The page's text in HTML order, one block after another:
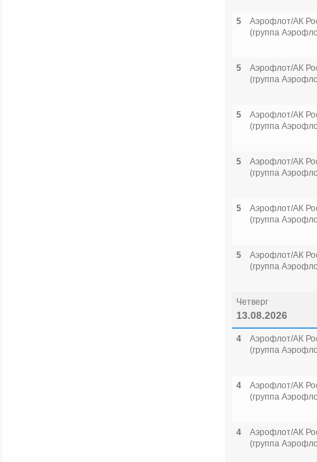
5
Аэрофлот/АК
(группа
5
Аэрофлот/АК
(группа
5
Аэрофлот/АК
(группа
5
Аэрофлот/АК
(группа
5
Аэрофлот/АК
(группа
5
Аэрофлот/АК
(группа
Четверг
13.08.2026
4
Аэрофлот/АК
(группа
4
Аэрофлот/АК
(группа
4
Аэрофлот/АК
(группа